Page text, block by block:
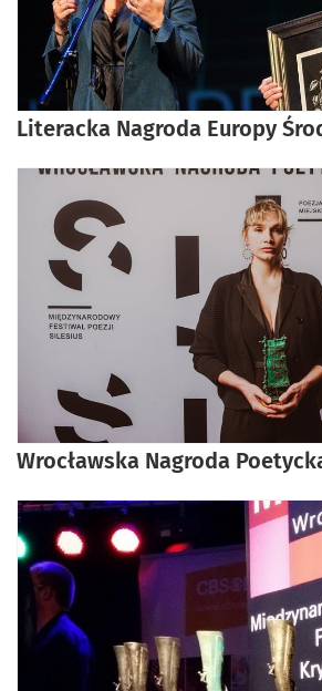
Literacka Nagroda Europy
Wrocławska Nagroda